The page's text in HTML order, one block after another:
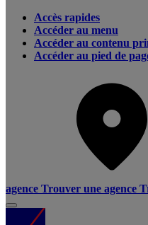
Accès rapides
Accéder au menu
Accéder au contenu
Accéder au pied de
agence Trouver une agence